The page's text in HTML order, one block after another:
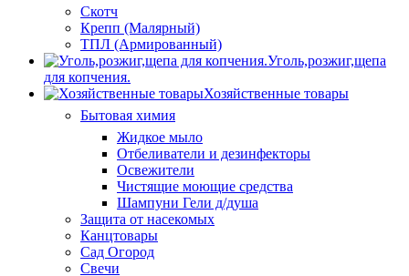
Скотч
Крепп (Малярный)
ТПЛ (Армированный)
Уголь,розжиг,щепа
для копчения.
Хозяйственные товары
Бытовая химия
Жидкое мыло
Отбеливатели и дезинфекторы
Освежители
Чистящие моющие средства
Шампуни Гели д/душа
Защита от насекомых
Канцтовары
Сад Огород
Свечи